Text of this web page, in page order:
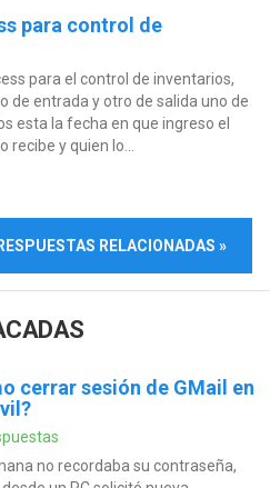
para control de
para el control de inventarios,
de entrada y otro de salida uno de
esta la fecha en que ingreso el
y quien lo...
RELACIONADAS »
cerrar sesión de GMail en
no recordaba su contraseña,